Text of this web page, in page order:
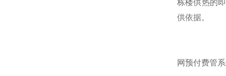
栋楼供热的
供依据。
网预付费管